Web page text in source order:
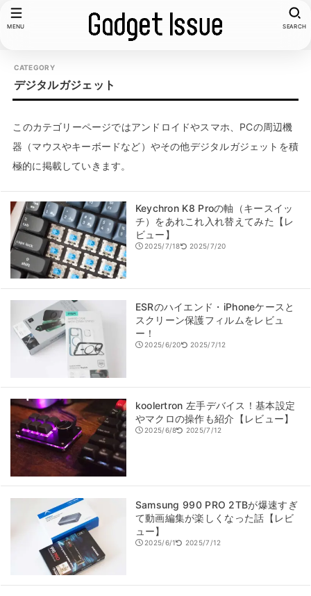
SEARCH
MENU
デジタルガジェット
このカテゴリーページではアンドロイドやスマホ、PCの周辺機
器（マウスやキーボードなど）やその他デジタルガジェットを積
極的に掲載していきます。
Keychron K8 Proの軸（キースイッ
チ）をあれこれ入れ替えてみた【レ
ビュー】
2025/7/18 2025/7/20
ESRのハイエンド・iPhoneケースと
スクリーン保護フィルムをレビュ
ー！
2025/6/20 2025/7/12
koolertron 左手デバイス！基本設定
やマクロの操作も紹介【レビュー】
2025/6/8 2025/7/12
Samsung 990 PRO 2TBが爆速すぎ
て動画編集が楽しくなった話【レビ
ュー】
2025/6/1 2025/7/12